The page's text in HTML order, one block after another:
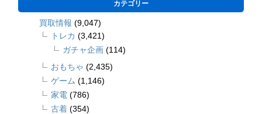
カテゴリー
買取情報 (9,047)
トレカ (3,421)
ガチャ企画 (114)
おもちゃ (2,435)
ゲーム (1,146)
家電 (786)
古着 (354)